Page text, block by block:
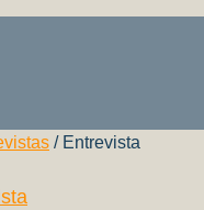
/ Entrevista